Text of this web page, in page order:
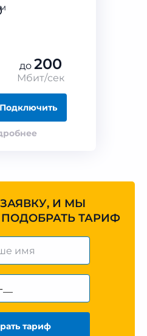
до 200
Мбит/сек
Подключить
И МЫ
ТАРИФ
тариф